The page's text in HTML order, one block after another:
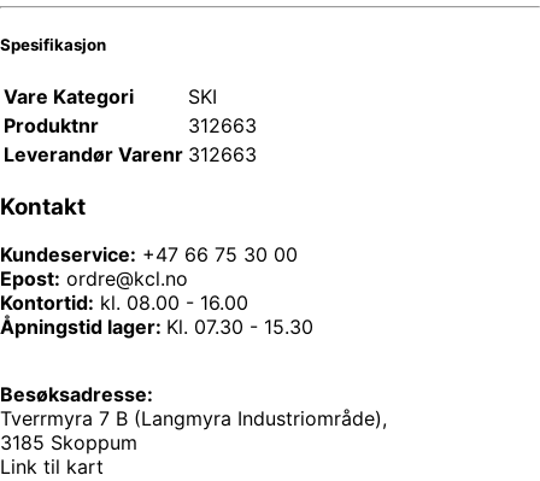
Spesifikasjon
Vare Kategori
SKI
Produktnr
312663
Leverandør Varenr 312663
Kontakt
Kundeservice: +47 66 75 30 00
Epost: ordre@kcl.no
Kontortid: kl. 08.00 - 16.00
Åpningstid lager: Kl. 07.30 - 15.30
Besøksadresse:
Tverrmyra 7 B (Langmyra Industriområde),
3185 Skoppum
Link til kart